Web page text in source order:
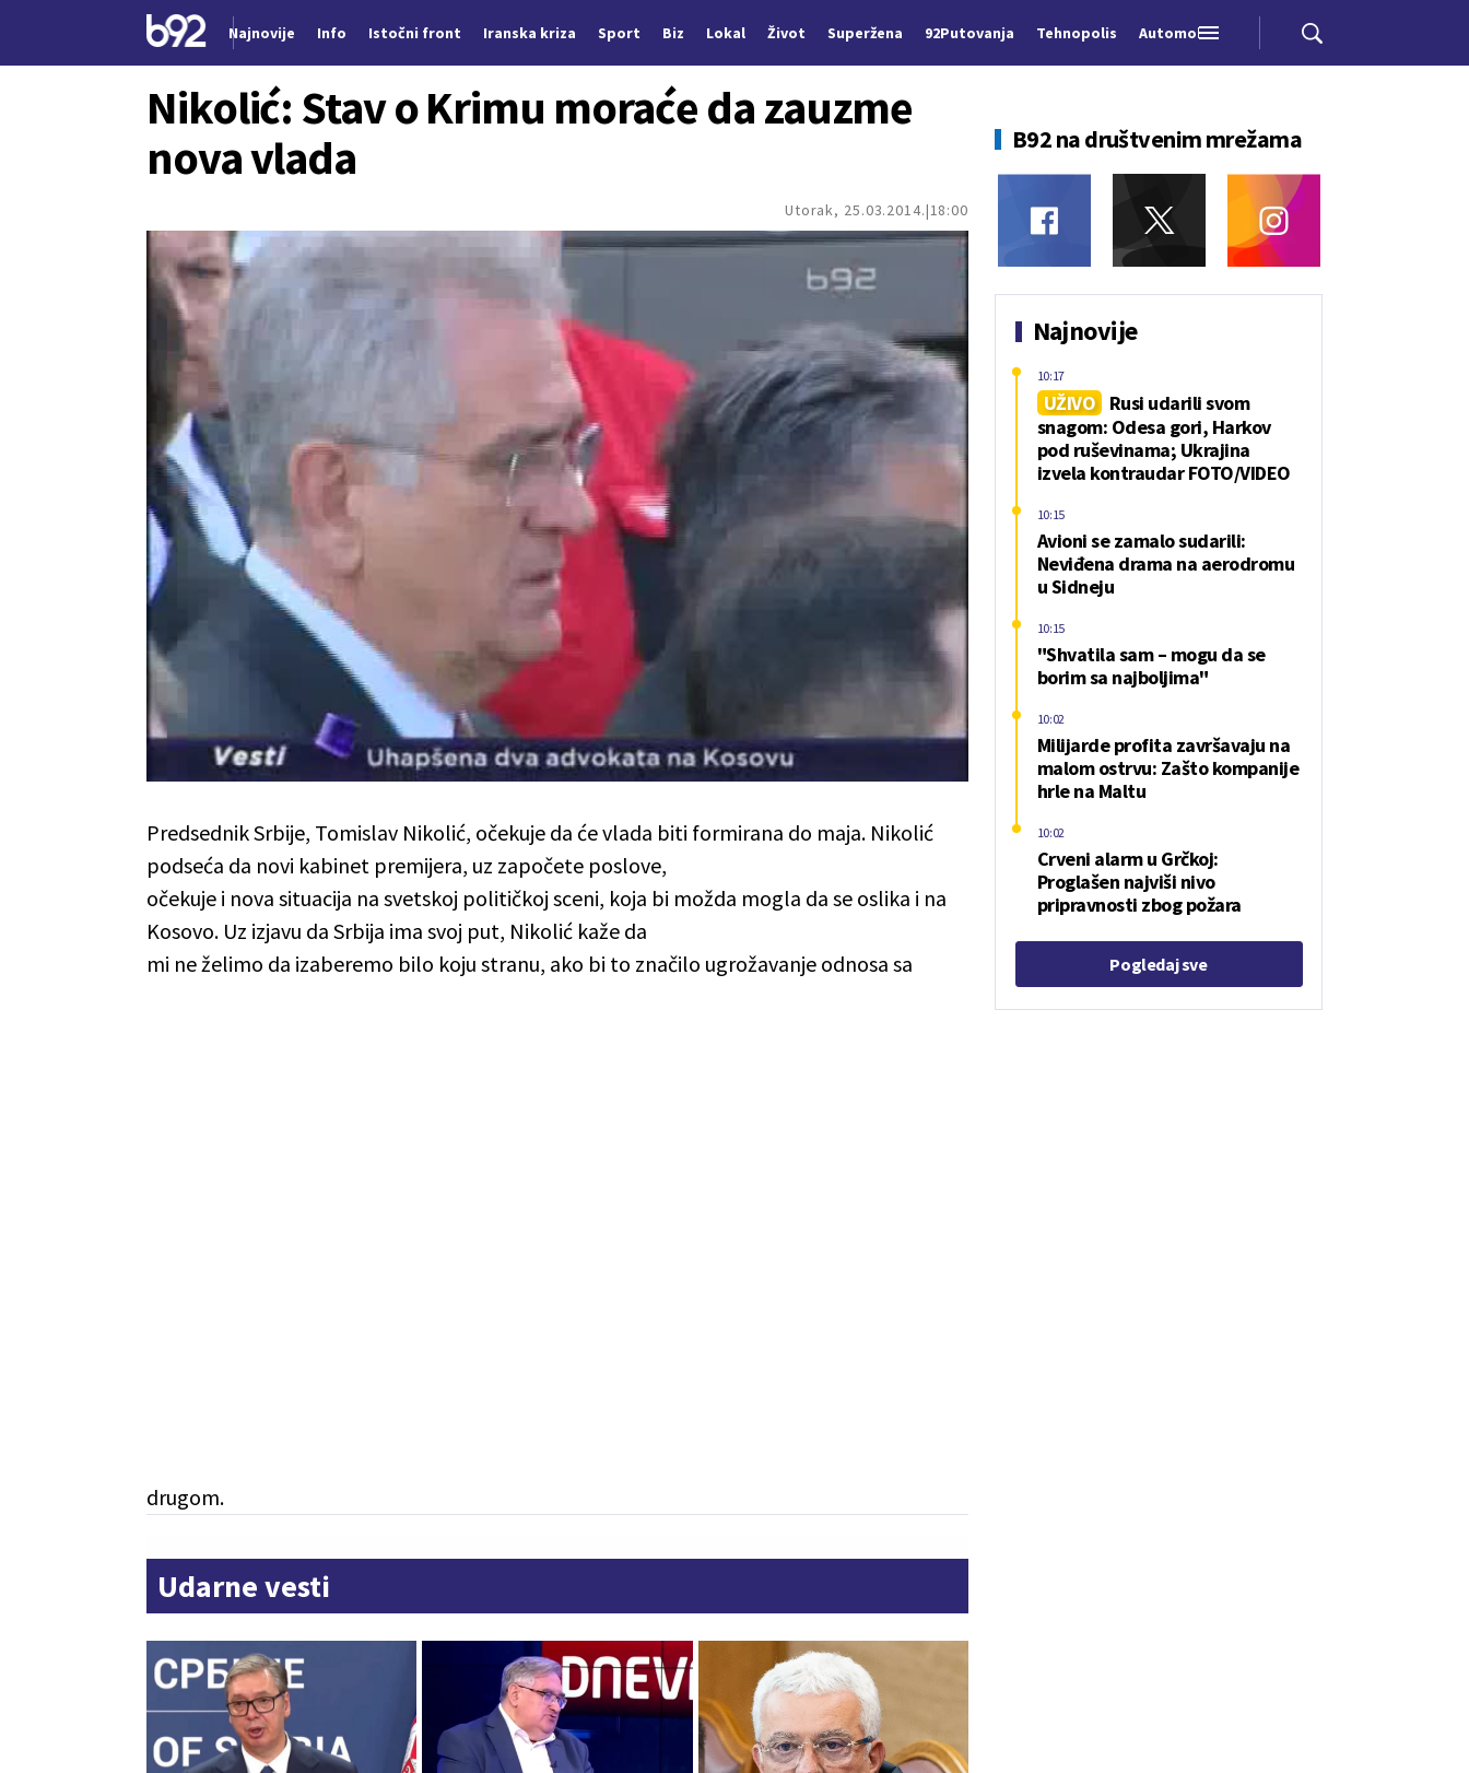
Najnovije Info Istočni front Iranska kriza Sport Biz Lokal Život Superžena 92Putovanja Tehnopolis Automobili
Utorak, 25.03.2014. 18:00
Nikolić: Stav o Krimu moraće da zauzme
nova vlada
Predsednik Srbije, Tomislav Nikolić, očekuje da će vlada biti formirana do maja. Nikolić
podseća da novi kabinet premijera, uz započete poslove,
očekuje i nova situacija na svetskoj političkoj sceni, koja bi možda mogla da se oslika i na
Kosovo. Uz izjavu da Srbija ima svoj put, Nikolić kaže da
mi ne želimo da izaberemo bilo koju stranu, ako bi to značilo ugrožavanje odnosa sa
drugom.
Udarne vesti
B92 na društvenim mrežama
Najnovije
UŽIVO
Rusi udarili svom
snagom: Odesa gori, Harkov
pod ruševinama; Ukrajina
izvela kontraudar FOTO/VIDEO
10:17
Avioni se zamalo sudarili:
Neviđena drama na aerodromu
u Sidneju
10:15
"Shvatila sam – mogu da se
borim sa najboljima"
10:15
Milijarde profita završavaju na
malom ostrvu: Zašto kompanije
hrle na Maltu
10:02
Crveni alarm u Grčkoj:
Proglašen najviši nivo
pripravnosti zbog požara
10:02
Pogledaj sve